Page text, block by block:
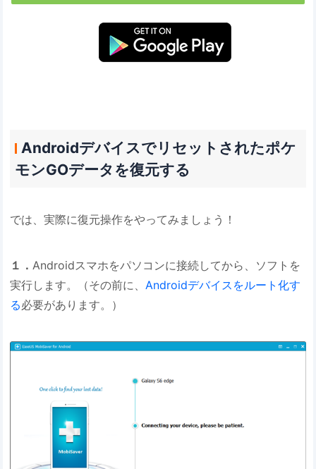
Androidデバイスでリセットされたポケ
モンGOデータを復元する
では、実際に復元操作をやってみましょう！
１．Androidスマホをパソコンに接続してから、ソフトを
実行します。（その前に、Androidデバイスをルート化す
る必要があります。）